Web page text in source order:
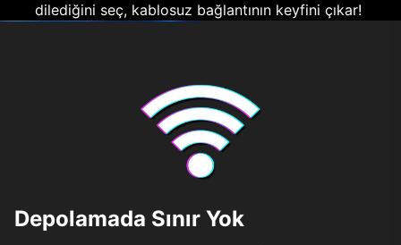
dilediğini seç, kablosuz bağlantının keyfini çıkar!
Depolamada Sınır Yok